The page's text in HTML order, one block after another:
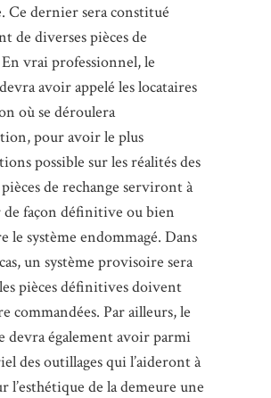
Ce dernier sera constitué
de diverses pièces de
vrai professionnel, le
avoir appelé les locataires
où se déroulera
pour avoir le plus
possible sur les réalités des
de rechange serviront à
de façon définitive ou bien
le système endommagé. Dans
un système provisoire sera
pièces définitives doivent
commandées. Par ailleurs, le
devra également avoir parmi
des outillages qui l’aideront à
l’esthétique de la demeure une